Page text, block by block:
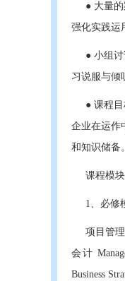
● 大量
强化实践运
● 小组
习说服与倾
● 课程
企业在运作
和知识储备。
课程模块
1、必修
项目管
会计
Business